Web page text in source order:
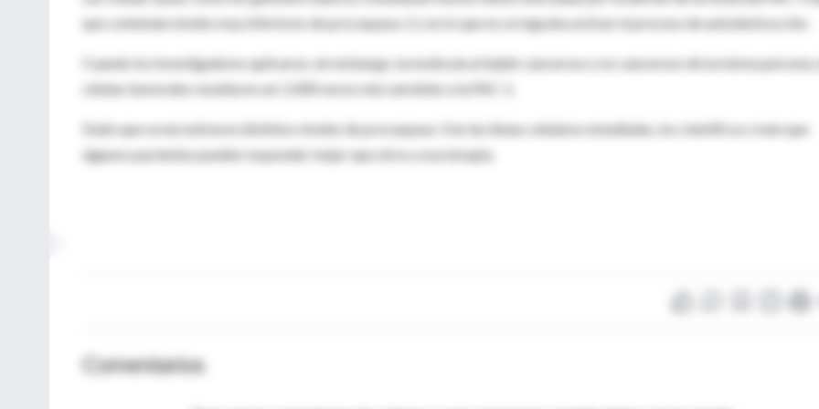
que contenían niveles muy inferiores de procaspasa-3, con lo que no se lograba activar el proceso de autodestrucción.
Cuando los investigadores aplicaron, sin embargo, la molécula al tejido canceroso y no canceroso de la misma persona,
células tumorales resultaron ser 2.000 veces más sensibles a la PAC-1.
Dado que se encontraron distintos niveles de procaspasa-3 en las líneas celulares estudiadas, los científicos creen que
algunos pacientes pueden responder mejor que otros a esa terapia.
Comentarios